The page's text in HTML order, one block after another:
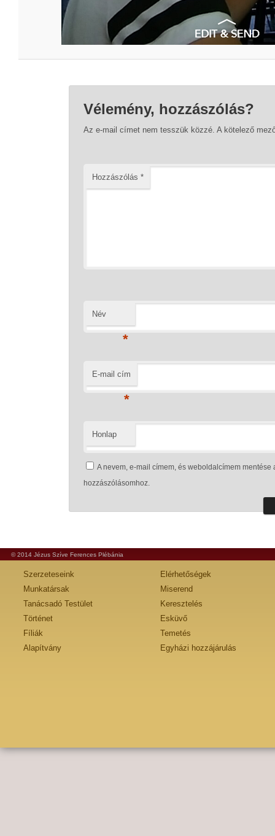
Vélemény, hozzászólás?
Az e-mail címet nem tesszük közzé. A kötelező
Hozzászólás *
Név
*
E-mail cím
*
Honlap
A nevem, e-mail címem, és weboldalcímem
hozzászólásomhoz.
© 2014 Jézus Szíve Ferences Plébánia
Szerzeteseink
Munkatársak
Tanácsadó Testület
Történet
Fíliák
Alapítvány
Elérhetőségek
Miserend
Keresztelés
Esküvő
Temetés
Egyházi hozzájárulás